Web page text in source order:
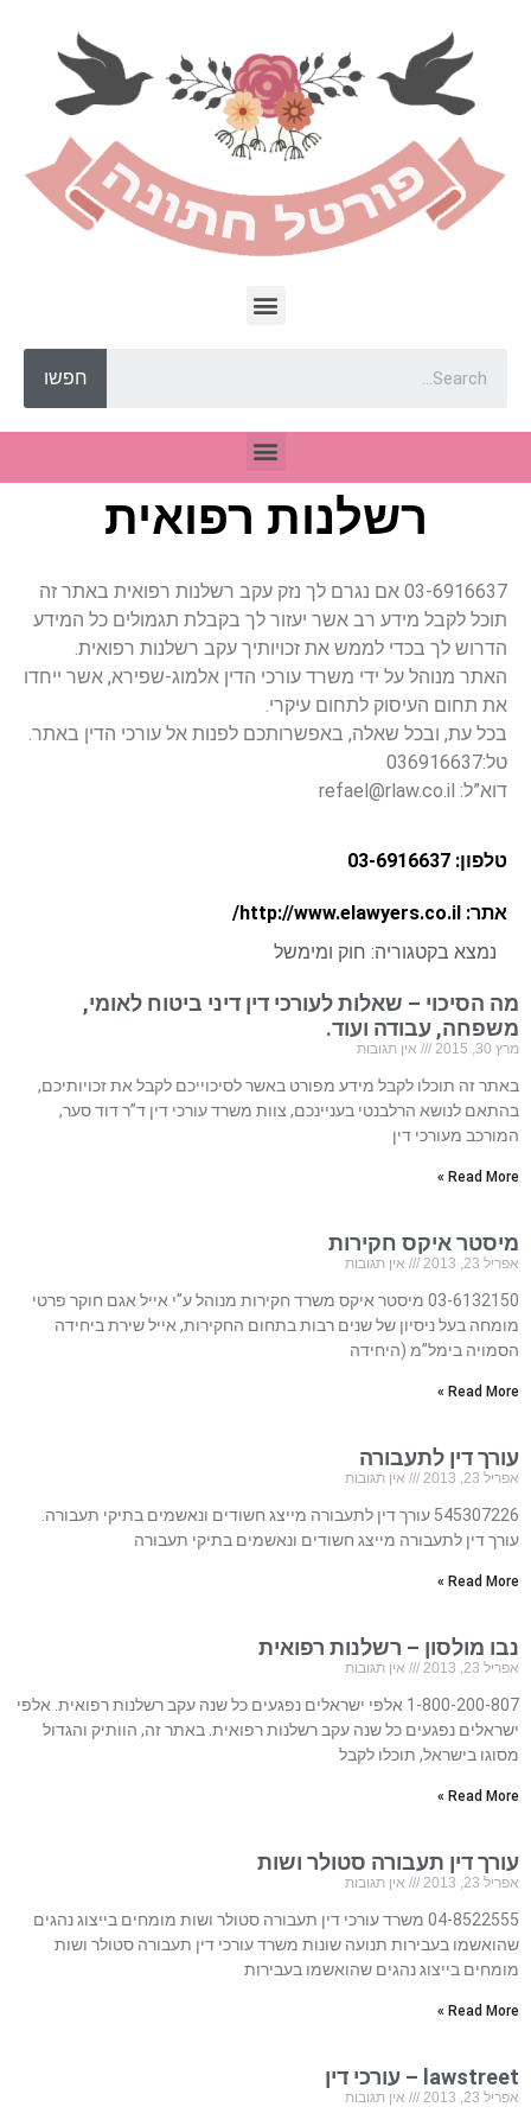
חפשו
רשלנות רפואית
03-6916637 אם נגרם לך נזק עקב רשלנות רפואית באתר זה
תוכל לקבל מידע רב אשר יעזור לך בקבלת תגמולים כל המידע
הדרוש לך בכדי לממש את זכויותיך עקב רשלנות רפואית.
האתר מנוהל על ידי משרד עורכי הדין אלמוג-שפירא, אשר ייחדו
את תחום העיסוק לתחום עיקרי.
בכל עת, ובכל שאלה, באפשרותכם לפנות אל עורכי הדין באתר.
טל:036916637
דוא”ל: refael@rlaw.co.il
טלפון: 03-6916637
אתר: http://www.elawyers.co.il/
נמצא בקטגוריה: חוק ומימשל
מה הסיכוי – שאלות לעורכי דין דיני ביטוח לאומי,
משפחה, עבודה ועוד.
מרץ 30, 2015 אין תגובות
באתר זה תוכלו לקבל מידע מפורט באשר לסיכוייכם לקבל את זכויותיכם,
בהתאם לנושא הרלבנטי בעניינכם, צוות משרד עורכי דין ד”ר דוד סער,
המורכב מעורכי דין
Read More »
מיסטר איקס חקירות
אפריל 23, 2013 אין תגובות
03-6132150 מיסטר איקס משרד חקירות מנוהל ע”י אייל אגם חוקר פרטי
מומחה בעל ניסיון של שנים רבות בתחום החקירות, אייל שירת ביחידה
הסמויה בימל”מ (היחידה
Read More »
עורך דין לתעבורה
אפריל 23, 2013 אין תגובות
545307226 עורך דין לתעבורה מייצג חשודים ונאשמים בתיקי תעבורה.
עורך דין לתעבורה מייצג חשודים ונאשמים בתיקי תעבורה
Read More »
נבו מולסון – רשלנות רפואית
אפריל 23, 2013 אין תגובות
1-800-200-807 אלפי ישראלים נפגעים כל שנה עקב רשלנות רפואית. אלפי
ישראלים נפגעים כל שנה עקב רשלנות רפואית. באתר זה, הוותיק והגדול
מסוגו בישראל, תוכלו לקבל
Read More »
עורך דין תעבורה סטולר ושות
אפריל 23, 2013 אין תגובות
04-8522555 משרד עורכי דין תעבורה סטולר ושות מומחים בייצוג נהגים
שהואשמו בעבירות תנועה שונות משרד עורכי דין תעבורה סטולר ושות
מומחים בייצוג נהגים שהואשמו בעבירות
Read More »
lawstreet – עורכי דין
אפריל 23, 2013 אין תגובות